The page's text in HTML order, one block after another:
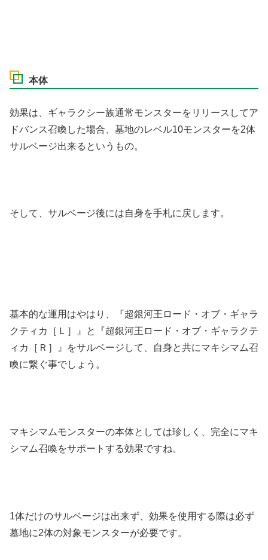
本体
効果は、ギャラクシー族通常モンスターをリリースしてア
ドバンス召喚した場合、墓地のレベル10モンスターを2体
サルベージ出来るというもの。
そして、サルベージ後には自身を手札に戻します。
基本的な運用はやはり、『超銀河王ロード・オブ・ギャラ
クティカ［Ｌ］』と『超銀河王ロード・オブ・ギャラクテ
ィカ［Ｒ］』をサルベージして、自身と共にマキシマム召
喚に繋ぐ事でしょう。
マキシマムモンスターの本体としては珍しく、完全にマキ
シマム召喚をサポートする効果ですね。
1体だけのサルベージは出来ず、効果を使用する際は必ず
墓地に2体の対象モンスターが必要です。